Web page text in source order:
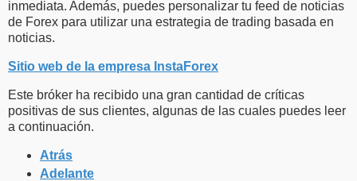
inmediata. Además, puedes personalizar tu feed de noticias
de Forex para utilizar una estrategia de trading basada en
noticias.
Sitio web de la empresa InstaForex
Este bróker ha recibido una gran cantidad de críticas
positivas de sus clientes, algunas de las cuales puedes leer
a continuación.
Atrás
Adelante